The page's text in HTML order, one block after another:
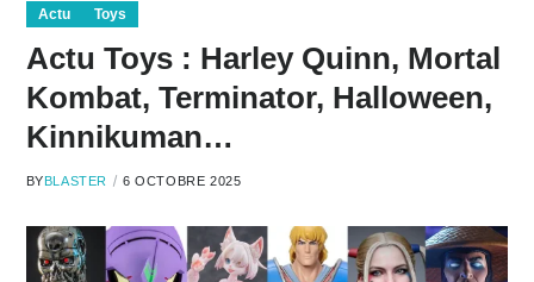
Actu Toys
Actu Toys : Harley Quinn, Mortal
Kombat, Terminator, Halloween,
Kinnikuman…
BYBLASTER 6 OCTOBRE 2025